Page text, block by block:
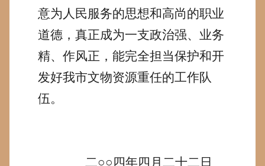
意为人民服务的思想和高尚的职业
道德，真正成为一支政治强、业务
精、作风正，能完全担当保护和开
发好我市文物资源重任的工作队
伍。
二○○四年四月二十二日